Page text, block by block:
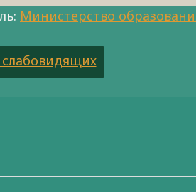
Министерство